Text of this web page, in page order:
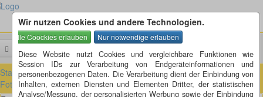
Wir nutzen Cookies und andere Technologien.
Diese Website nutzt Cookies und vergleichbare Funktionen wie
Session IDs zur Verarbeitung von Endgeräteinformationen und
personenbezogenen Daten. Die Verarbeitung dient der Einbindung von
Inhalten, externen Diensten und Elementen Dritter, der statistischen
Analyse/Messung, der personalisierten Werbung sowie der Einbindung
Startseite » Fotorätsel » Fotorätsel 1 bis 100 » Fotorätsel 41 bis 50 »
Fotorätsel 50